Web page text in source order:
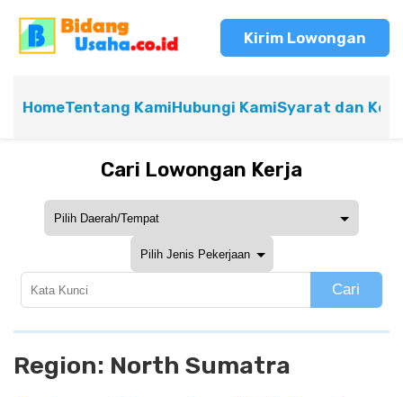
Kirim Lowongan
HomeTentang KamiHubungi KamiSyarat dan
Cari Lowongan Kerja
Cari
Region: North Sumatra